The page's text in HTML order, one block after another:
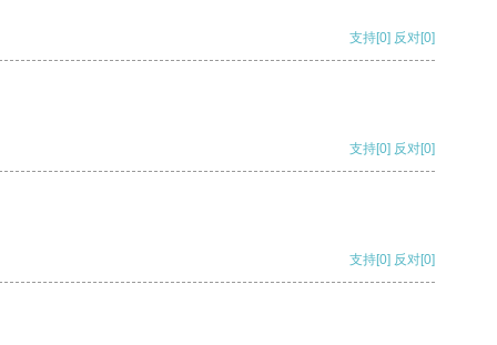
支持[0] 反对[0]
支持[0] 反对[0]
支持[0] 反对[0]